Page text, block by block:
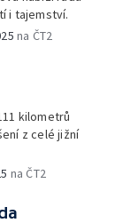
i tajemství.
na ČT2
kilometrů
z celé jižní
na ČT2